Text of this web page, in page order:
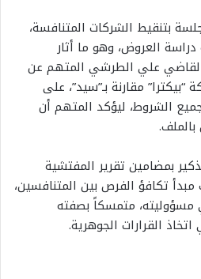
بتنقيط الشركات المتنافسة،
العروض، وهو ما أثار
علي الطرشي المتهم عن
مقارنة بـ”سيد”، على
الشروط، ليؤكد المتهم أن
بمضامين تقرير المفتشية
تكافؤ الفرص بين المتنافسين،
متمسكاً بصفته
القرارات الجوهرية.